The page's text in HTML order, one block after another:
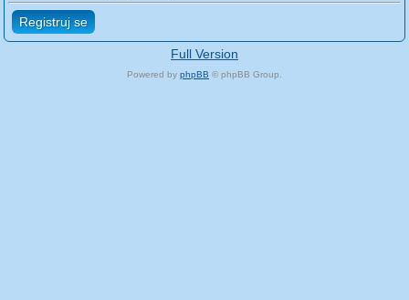
Registruj se
Full Version
Powered by phpBB © phpBB Group.